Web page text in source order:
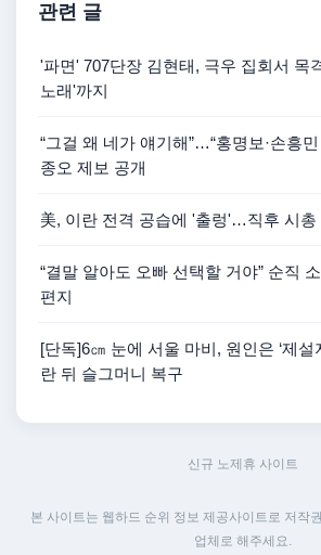
관련 글
'파면' 707단장 김현태, 극우 집회서 목
노래'까지
“그걸 왜 네가 얘기해”…“홍명보·손흥
종오 제보 공개
美, 이란 전격 공습에 '출렁'…직후 시총
“결말 알아도 오빠 선택할 거야” 순직
편지
[단독]6㎝ 눈에 서울 마비, 원인은 ‘제설
란 뒤 슬그머니 복구
신규 노제휴 사이트
본 사이트는 웹하드 순위 정보 제공사이트로 저작
업체로 해주세요.